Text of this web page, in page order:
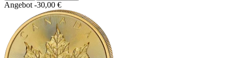
Angebot -30,00 €